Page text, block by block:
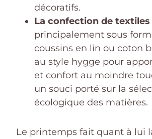
décoratifs.
La confection de
principalement sous
coussins en lin ou coton
au style hygge pour
et confort au moindre
un souci porté sur la
écologique des matières.
Le printemps fait quant à lui